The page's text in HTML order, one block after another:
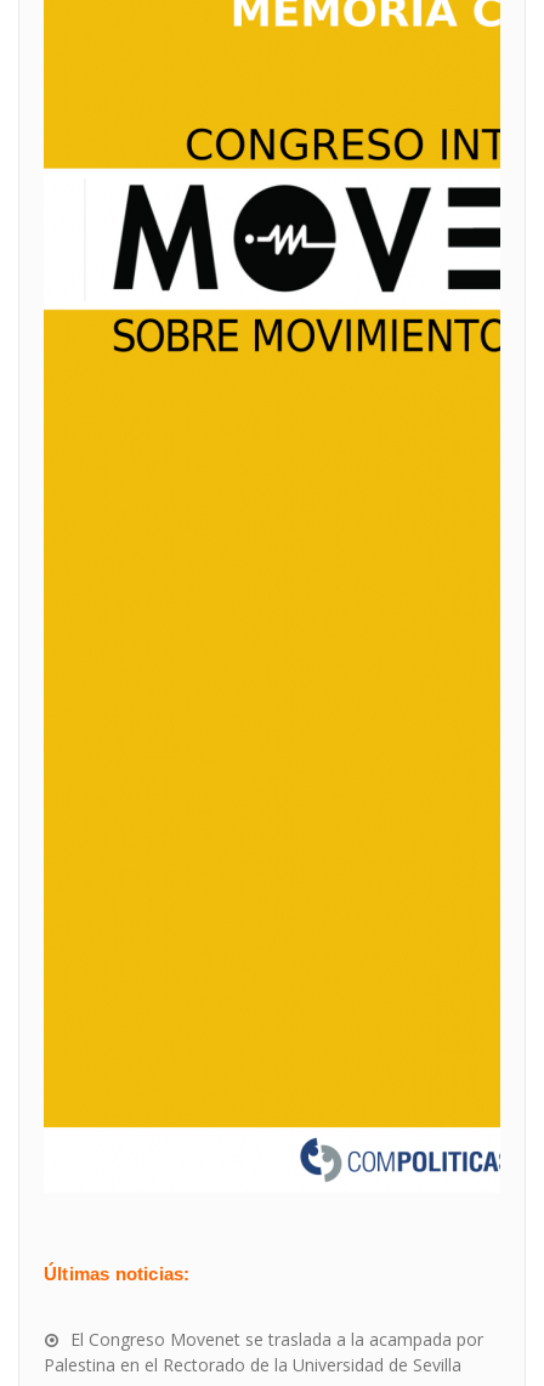
Últimas noticias:
El Congreso Movenet se traslada a la acampada por
Palestina en el Rectorado de la Universidad de Sevilla